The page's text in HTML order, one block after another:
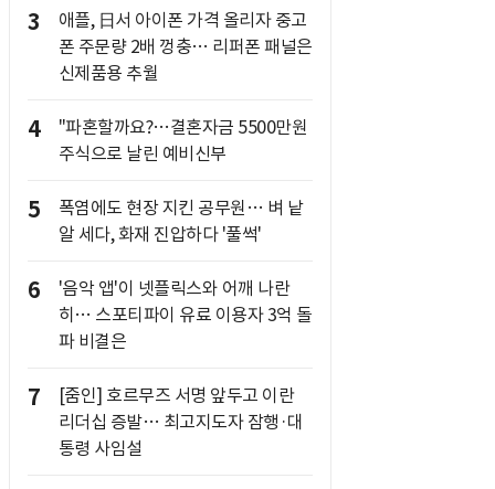
3
애플, 日서 아이폰 가격 올리자 중고
폰 주문량 2배 껑충… 리퍼폰 패널은
신제품용 추월
4
"파혼할까요?…결혼자금 5500만원
주식으로 날린 예비신부
5
폭염에도 현장 지킨 공무원… 벼 낱
알 세다, 화재 진압하다 '풀썩'
6
'음악 앱'이 넷플릭스와 어깨 나란
히… 스포티파이 유료 이용자 3억 돌
파 비결은
7
[줌인] 호르무즈 서명 앞두고 이란
리더십 증발… 최고지도자 잠행·대
통령 사임설